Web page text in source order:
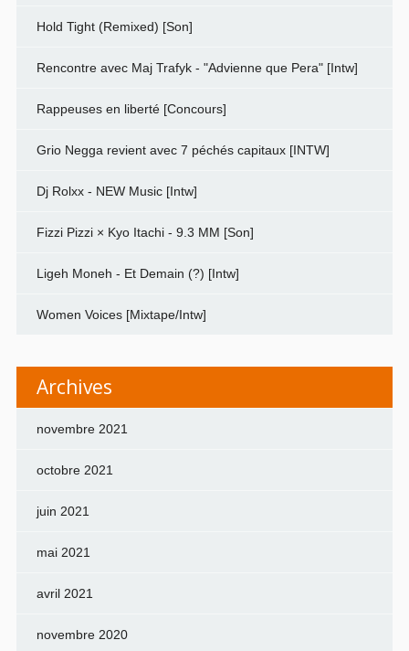
Hold Tight (Remixed) [Son]
Rencontre avec Maj Trafyk - "Advienne que Pera" [Intw]
Rappeuses en liberté [Concours]
Grio Negga revient avec 7 péchés capitaux [INTW]
Dj Rolxx - NEW Music [Intw]
Fizzi Pizzi × Kyo Itachi - 9.3 MM [Son]
Ligeh Moneh - Et Demain (?) [Intw]
Women Voices [Mixtape/Intw]
Archives
novembre 2021
octobre 2021
juin 2021
mai 2021
avril 2021
novembre 2020